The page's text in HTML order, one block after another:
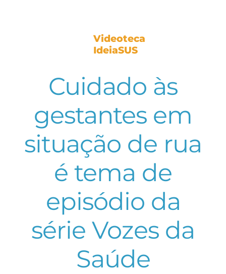
Videoteca
IdeiaSUS
Cuidado às
gestantes em
situação de rua
é tema de
episódio da
série Vozes da
Saúde